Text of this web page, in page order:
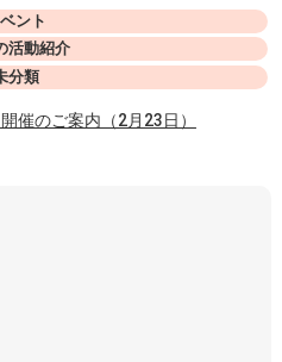
ント
活動紹介
分類
催のご案内（2月23日）